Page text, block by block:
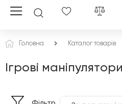
Головна Каталог товарів
Ігрові маніпулятори